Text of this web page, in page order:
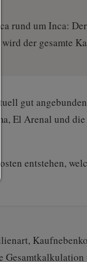
rund um Inca:
der gesamte
gut
El Arenal und
entstehen,
Gesamtkalkulation
Es werden